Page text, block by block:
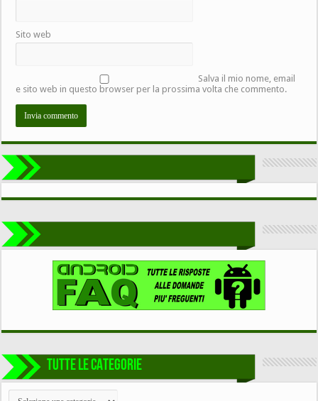
Sito web
Salva il mio nome, email
e sito web in questo browser per la prossima volta che commento.
TUTTE LE CATEGORIE
TUTTE